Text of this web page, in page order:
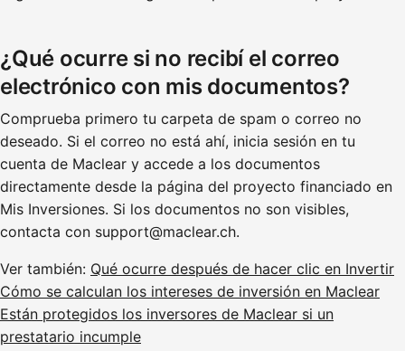
¿Qué ocurre si no recibí el correo
electrónico con mis documentos?
Comprueba primero tu carpeta de spam o correo no
deseado. Si el correo no está ahí, inicia sesión en tu
cuenta de Maclear y accede a los documentos
directamente desde la página del proyecto financiado en
Mis Inversiones. Si los documentos no son visibles,
contacta con support@maclear.ch.
Ver también: Qué ocurre después de hacer clic en Invertir
Cómo se calculan los intereses de inversión en Maclear
Están protegidos los inversores de Maclear si un
prestatario incumple